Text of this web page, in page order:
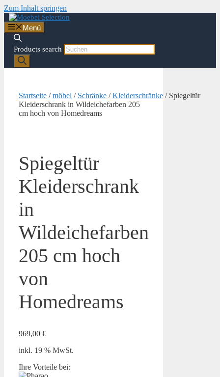
Zum Inhalt springen
Menü
Products search
Startseite /möbel / Schränke /Kleiderschränke / Spiegeltür
Kleiderschrank in Wildeichefarben 205
cm hoch von Homedreams
Spiegeltür
Kleiderschrank
in
Wildeichefarben
205 cm hoch
von
Homedreams
969,00 €
inkl. 19 % MwSt.
Ihre Vorteile bei: